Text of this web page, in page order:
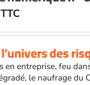
TTC
des
en entreprise, feu
le naufrage du